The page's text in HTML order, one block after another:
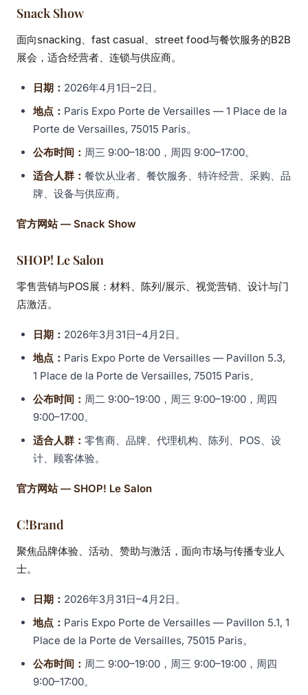
Snack Show
面向snacking、fast casual、street food与餐饮服务的B2B
展会，适合经营者、连锁与供应商。
日期： 2026年4月1日–2日。
地点： Paris Expo Porte de Versailles — 1 Place de la
Porte de Versailles, 75015 Paris。
公布时间： 周三 9:00–18:00，周四 9:00–17:00。
适合人群： 餐饮从业者、餐饮服务、特许经营、采购、品
牌、设备与供应商。
官方网站 — Snack Show
SHOP! Le Salon
零售营销与POS展：材料、陈列/展示、视觉营销、设计与门
店激活。
日期： 2026年3月31日–4月2日。
地点： Paris Expo Porte de Versailles — Pavillon 5.3,
1 Place de la Porte de Versailles, 75015 Paris。
公布时间： 周二 9:00–19:00，周三 9:00–19:00，周四
9:00–17:00。
适合人群： 零售商、品牌、代理机构、陈列、POS、设
计、顾客体验。
官方网站 — SHOP! Le Salon
C!Brand
聚焦品牌体验、活动、赞助与激活，面向市场与传播专业人
士。
日期： 2026年3月31日–4月2日。
地点： Paris Expo Porte de Versailles — Pavillon 5.1, 1
Place de la Porte de Versailles, 75015 Paris。
公布时间： 周二 9:00–19:00，周三 9:00–19:00，周四
9:00–17:00。